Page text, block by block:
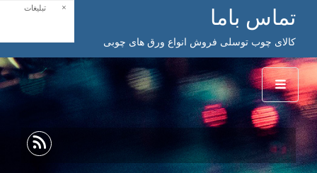
تماس باما
کالای چوب توسلی فروش انواع ورق های چوبی
تبلیغات